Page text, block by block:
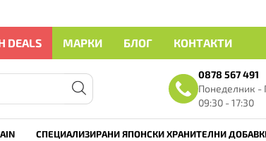
DEALS МАРКИ БЛОГ КОНТАКТИ
0878 567 491
Понеделник -
09:30 - 17:30
СПЕЦИАЛИЗИРАНИ ЯПОНСКИ ХРАНИТЕЛНИ